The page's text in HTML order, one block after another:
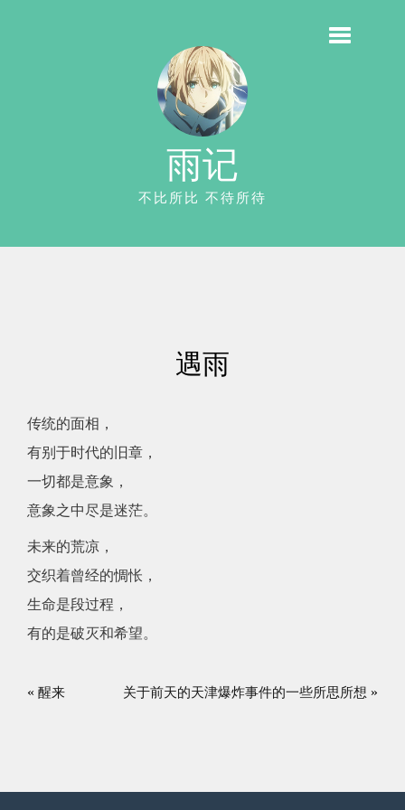
雨记
不比所比 不待所待
遇雨
传统的面相，
有别于时代的旧章，
一切都是意象，
意象之中尽是迷茫。
未来的荒凉，
交织着曾经的惆怅，
生命是段过程，
有的是破灭和希望。
« 醒来 关于前天的天津爆炸事件的一些所思所想 »